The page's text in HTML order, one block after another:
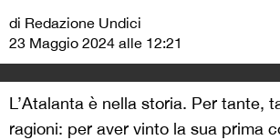
di Redazione Undici
23 Maggio 2024 alle 12:21
L’Atalanta è nella storia. Per tante,
ragioni: per aver vinto la sua prima